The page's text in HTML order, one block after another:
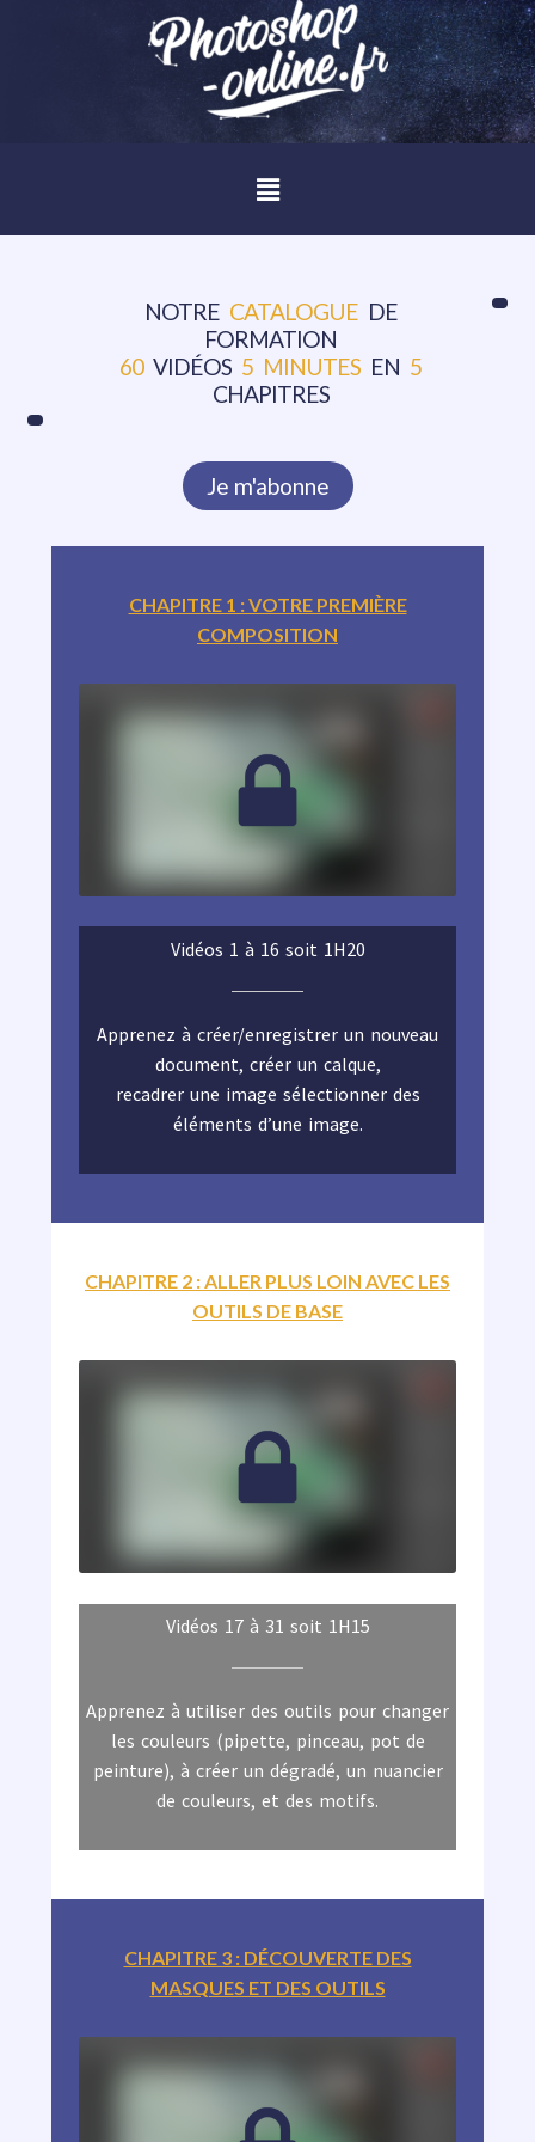
NOTRE CATALOGUE DE
FORMATION
60 VIDÉOS 5 MINUTES EN 5
CHAPITRES
Je m'abonne
CHAPITRE 1 : VOTRE PREMIÈRE
COMPOSITION
Vidéos 1 à 16 soit 1H20
Apprenez à créer/enregistrer un nouveau
document, créer un calque,
recadrer une image sélectionner des
éléments d’une image.
CHAPITRE 2 : ALLER PLUS LOIN AVEC LES
OUTILS DE BASE
Vidéos 17 à 31 soit 1H15
Apprenez à utiliser des outils pour changer
les couleurs (pipette, pinceau, pot de
peinture), à créer un dégradé, un nuancier
de couleurs, et des motifs.
CHAPITRE 3 : DÉCOUVERTE DES
MASQUES ET DES OUTILS